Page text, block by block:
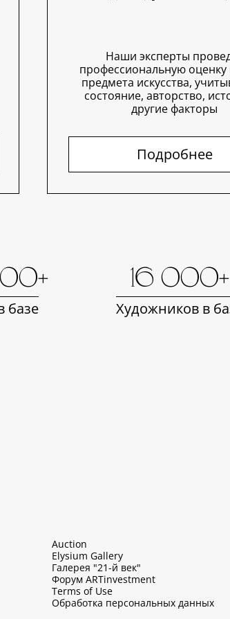
Наши эксперты
профессиональную оценку
предмета искусства,
состояние, авторство,
другие факторы
Подробнее
базе
16 000+
Художников в
Auction
Elysium Gallery
Галерея "21-й век"
Форум ARTinvestment
Terms of Use
Обработка персональных данных